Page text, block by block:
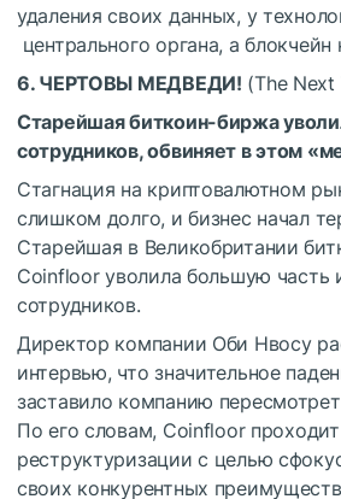
удаления своих данных, у
центрального органа, а
6. ЧЕРТОВЫ МЕДВЕДИ! (The Next
Старейшая биткоин-биржа
сотрудников, обвиняет в этом
Стагнация на криптовалютном
слишком долго, и бизнес начал
Старейшая в Великобритании
Coinfloor уволила большую часть
сотрудников.
Директор компании Оби Нвосу
интервью, что значительное
заставило компанию
По его словам, Coinfloor
реструктуризации с целью
своих конкурентных